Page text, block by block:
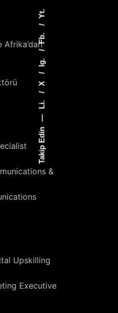
Takip Edin
Li.
X
Ig.
Fb.
Yt.
Afrika’dan
&
Upskilling
Executive